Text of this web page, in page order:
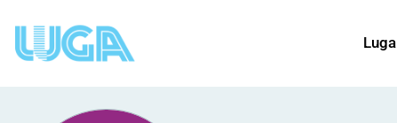
Luga